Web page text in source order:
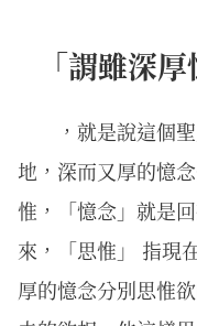
「謂雖深
，就是說這個
地，深而又厚的憶
惟，「憶念」就是
來，「思惟」 指現
厚的憶念分別思惟